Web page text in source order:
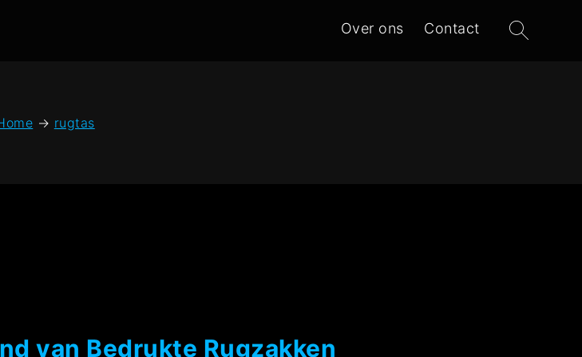
Over ons Contact
Zoeken
naar:
→ rugtas
van Bedrukte Rugzakken